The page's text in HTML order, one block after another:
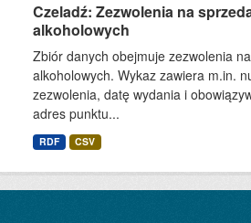
Czeladź: Zezwolenia na
alkoholowych
Zbiór danych obejmuje zezwolenia
alkoholowych. Wykaz zawiera m.in.
zezwolenia, datę wydania i
adres punktu...
RDF CSV